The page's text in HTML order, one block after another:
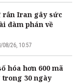
rắn Iran gây sức
đàm phán về
08/26, 10:57
hóa hơn 600 mã
trong 30 ngày